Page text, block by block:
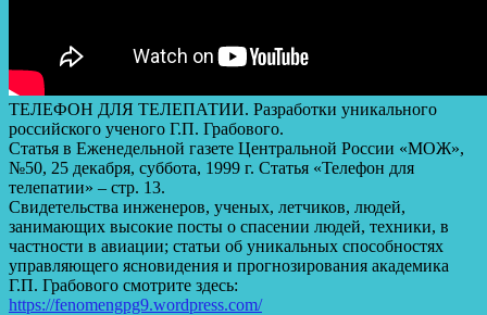
ТЕЛЕФОН ДЛЯ ТЕЛЕПАТИИ. Разработки уникального
российского ученого Г.П. Грабового.
Статья в Еженедельной газете Центральной России «МОЖ»,
№50, 25 декабря, суббота, 1999 г. Статья «Телефон для
телепатии» – стр. 13.
Свидетельства инженеров, ученых, летчиков, людей,
занимающих высокие посты о спасении людей, техники, в
частности в авиации; статьи об уникальных способностях
управляющего ясновидения и прогнозирования академика
Г.П. Грабового смотрите здесь:
https://fenomengpg9.wordpress.com/